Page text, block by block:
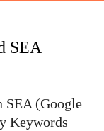
SEA
SEA (Google
Keywords